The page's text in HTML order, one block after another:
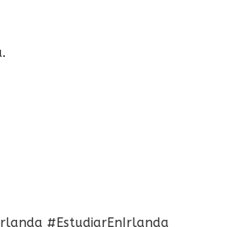
#EstudiarEnIrlanda